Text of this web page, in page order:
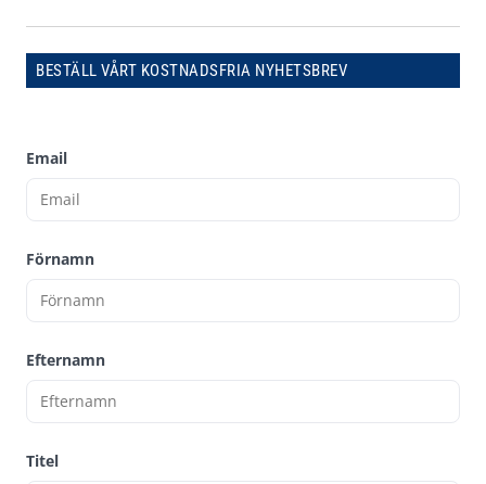
BESTÄLL VÅRT KOSTNADSFRIA NYHETSBREV
Email
Förnamn
Efternamn
Titel